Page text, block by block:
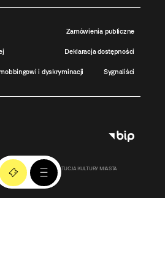
Zamówienia publiczne
Deklaracja dostępności
i dyskryminacji Sygnaliści
2011-2026
MOCAK – INSTYTUCJA KULTURY MIASTA